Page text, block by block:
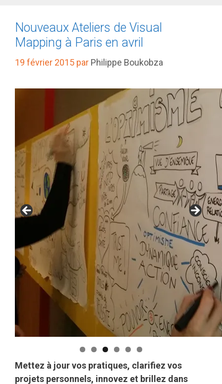
Nouveaux Ateliers de Visual
Mapping à Paris en avril
19 février 2015 par Philippe Boukobza
Mettez à jour vos pratiques, clarifiez vos
projets personnels, innovez et brillez dans